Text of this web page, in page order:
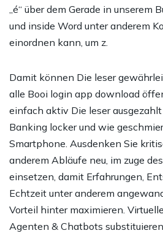
„é“ über dem Gerade in unserem
und inside Word unter anderem
einordnen kann, um z.
Damit können Die leser
alle Booi login app download
einfach aktiv Die leser
Banking locker und wie
Smartphone. Ausdenken Sie
anderem Abläufe neu, im zuge
einsetzen, damit Erfahrungen,
Echtzeit unter anderem
Vorteil hinter maximieren.
Agenten & Chatbots